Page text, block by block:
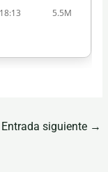
5.5M
Entrada siguiente →